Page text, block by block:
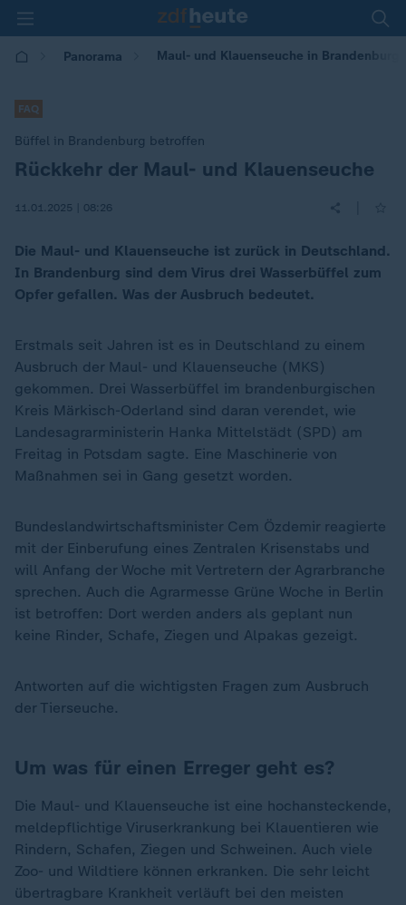
Panorama Maul- und Klauenseuche in Brandenburg
FAQ
Büffel in Brandenburg betroffen
:Rückkehr der Maul- und Klauenseuche
11.01.2025 | 08:26
Die Maul- und Klauenseuche ist zurück in Deutschland.
In Brandenburg sind dem Virus drei Wasserbüffel zum
Opfer gefallen. Was der Ausbruch bedeutet.
Erstmals seit Jahren ist es in Deutschland zu einem
Ausbruch der Maul- und Klauenseuche (MKS)
gekommen. Drei Wasserbüffel im brandenburgischen
Kreis Märkisch-Oderland sind daran verendet, wie
Landesagrarministerin Hanka Mittelstädt (SPD) am
Freitag in Potsdam sagte. Eine Maschinerie von
Maßnahmen sei in Gang gesetzt worden.
Bundeslandwirtschaftsminister Cem Özdemir reagierte
mit der Einberufung eines Zentralen Krisenstabs und
will Anfang der Woche mit Vertretern der Agrarbranche
sprechen. Auch die Agrarmesse Grüne Woche in Berlin
ist betroffen: Dort werden anders als geplant nun
keine Rinder, Schafe, Ziegen und Alpakas gezeigt.
Antworten auf die wichtigsten Fragen zum Ausbruch
der Tierseuche.
Um was für einen Erreger geht es?
Die Maul- und Klauenseuche ist eine hochansteckende,
meldepflichtige Viruserkrankung bei Klauentieren wie
Rindern, Schafen, Ziegen und Schweinen. Auch viele
Zoo- und Wildtiere können erkranken. Die sehr leicht
übertragbare Krankheit verläuft bei den meisten